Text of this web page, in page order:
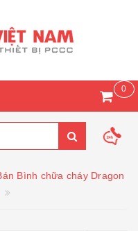
0
Bình chữa cháy Dragon